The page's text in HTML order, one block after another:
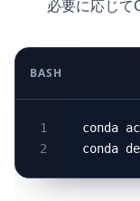
必要に応じ
BASH
1
2